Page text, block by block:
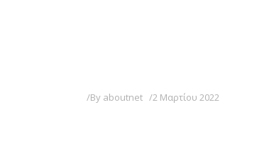
By aboutnet 2 Μαρτίου 2022